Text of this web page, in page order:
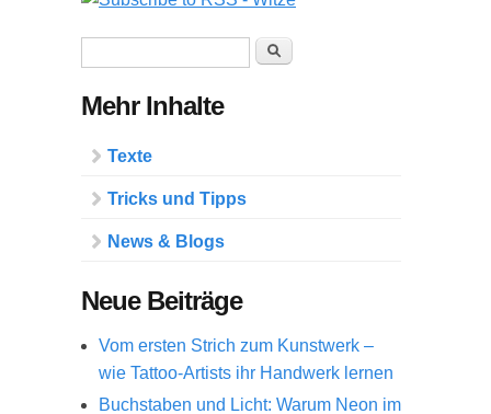
Suche
Mehr Inhalte
Texte
Tricks und Tipps
News & Blogs
Neue Beiträge
Vom ersten Strich zum Kunstwerk –
wie Tattoo-Artists ihr Handwerk lernen
Buchstaben und Licht: Warum Neon im